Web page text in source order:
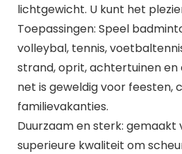
lichtgewicht. U kunt het
Toepassingen: Speel
volleybal, tennis,
strand, oprit, achtertuinen en
net is geweldig voor feesten,
familievakanties.
Duurzaam en sterk: gemaakt
superieure kwaliteit om